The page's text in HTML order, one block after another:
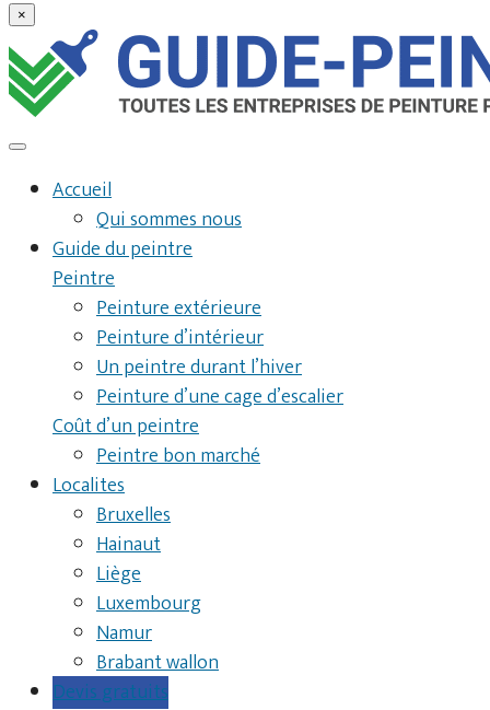
×
Accueil
Qui sommes nous
Guide du peintre
Peintre
Peinture extérieure
Peinture d’intérieur
Un peintre durant l’hiver
Peinture d’une cage d’escalier
Coût d’un peintre
Peintre bon marché
Localites
Bruxelles
Hainaut
Liège
Luxembourg
Namur
Brabant wallon
Devis gratuits